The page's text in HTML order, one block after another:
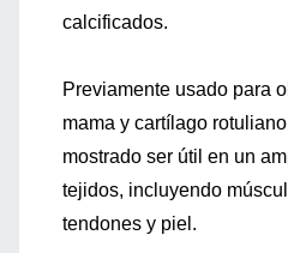
calcificados.
Previamente usado para
mama y cartílago
mostrado ser útil en un
tejidos, incluyendo
tendones y piel.